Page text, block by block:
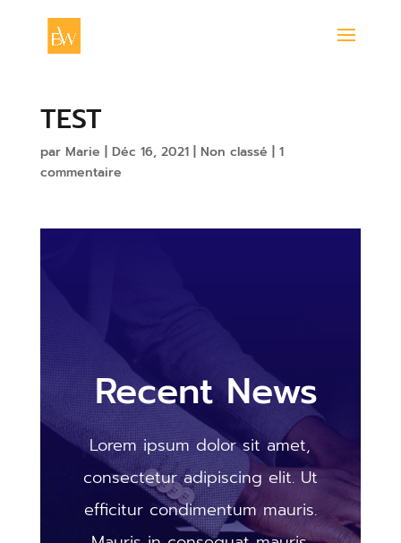
TEST
par Marie Déc 16, 2021| Non classé
1
commentaire
Recent News
Lorem ipsum dolor sit amet,
consectetur adipiscing elit. Ut
efficitur condimentum mauris.